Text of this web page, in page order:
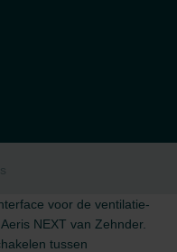
voor de ventilatie-
NEXT van Zehnder.
tussen